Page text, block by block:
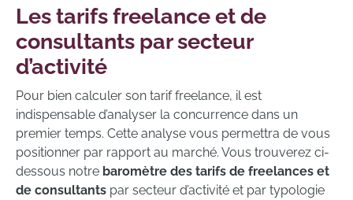
Les tarifs freelance et de
consultants par secteur
d’activité
Pour bien calculer son tarif freelance, il est
indispensable d’analyser la concurrence dans un
premier temps. Cette analyse vous permettra de vous
positionner par rapport au marché. Vous trouverez ci-
dessous notre baromètre des tarifs de freelances et
de consultants par secteur d’activité et par typologie